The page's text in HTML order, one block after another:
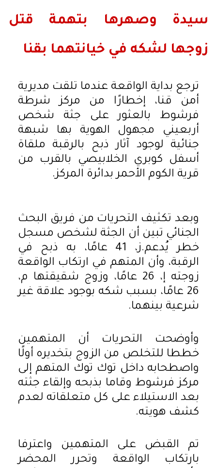
سيدة وصهرها بتهمة قتل
زوجها لشكه في خيانتهما بقنا
ترجع بداية الواقعة عندما تلقت مديرية
أمن قنا، إخطارًا من مركز شرطة
فرشوط بالعثور على جثة شخص
أربعيني مجهول الهوية بها شبهة
جنائية لوجود آثار ذبح بالرقبة ملقاة
أسفل كوبري الخلابيصي بالقرب من
قرية الكوم الأحمر بدائرة المركز.
وبعد تكثيف التحريات من فريق البحث
الجنائي تبين أن الجثة لشخص مسجل
خطر يُدعم.ز، 41 عامًا، به ذبح في
الرقبة، وأن المتهم في ارتكاب الواقعة
زوجته إ، 26 عامًا، وزوج شقيقتها م،
26 عامًا، بسبب شكه بوجود علاقة غير
شرعية بينهما.
وأوضحت التحريات أن المتهمين
خططا للتخلص من الزوج بتخديره أولًا
واصطحابه داخل توك توك المتهم إلى
مركز فرشوط وقاما بذبحه وإلقاء جثته
بعد الاستيلاء على كل متعلقاته لعدم
كشف هويته.
تم القبض على المتهمين واعترفا
بارتكاب الواقعة وتحرر المحضر